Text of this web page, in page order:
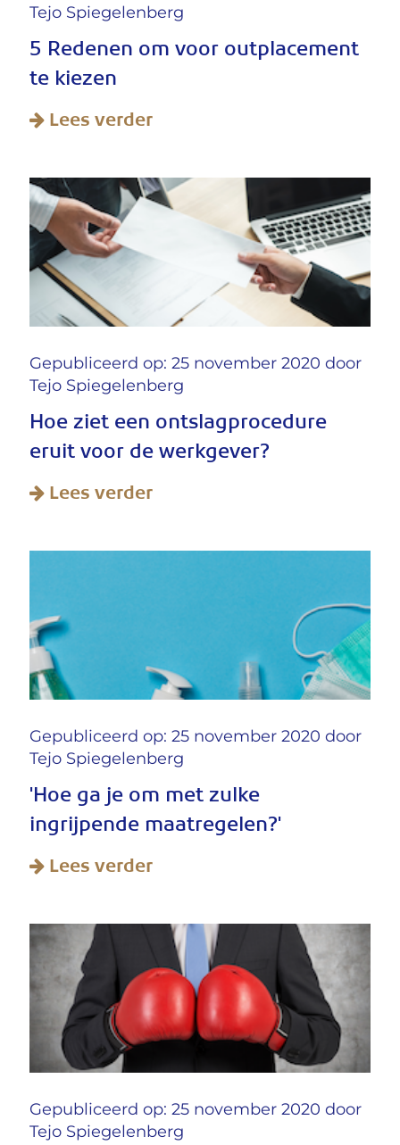
Tejo Spiegelenberg
5 Redenen om voor outplacement
te kiezen
Lees verder
Gepubliceerd op: 25 november 2020 door
Tejo Spiegelenberg
Hoe ziet een ontslagprocedure
eruit voor de werkgever?
Lees verder
Gepubliceerd op: 25 november 2020 door
Tejo Spiegelenberg
'Hoe ga je om met zulke
ingrijpende maatregelen?'
Lees verder
Gepubliceerd op: 25 november 2020 door
Tejo Spiegelenberg